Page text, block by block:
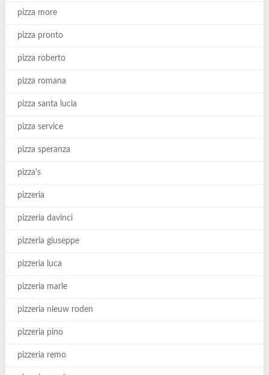
pizza more
pizza pronto
pizza roberto
pizza romana
pizza santa lucia
pizza service
pizza speranza
pizza's
pizzeria
pizzeria davinci
pizzeria giuseppe
pizzeria luca
pizzeria marle
pizzeria nieuw roden
pizzeria pino
pizzeria remo